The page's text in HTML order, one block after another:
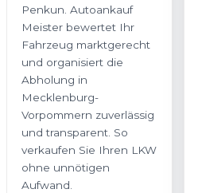
Penkun. Autoankauf
Meister bewertet Ihr
Fahrzeug marktgerecht
und organisiert die
Abholung in
Mecklenburg-
Vorpommern zuverlässig
und transparent. So
verkaufen Sie Ihren LKW
ohne unnötigen
Aufwand.